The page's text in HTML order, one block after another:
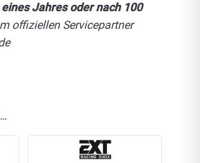
Jahres oder nach 100
offiziellen Servicepartner